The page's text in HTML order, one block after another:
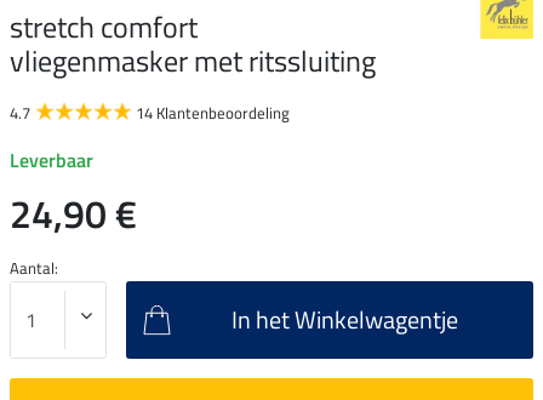
stretch comfort
vliegenmasker met ritssluiting
4.7 14 Klantenbeoordeling
Leverbaar
24,90 €
Aantal:
In het Winkelwagentje